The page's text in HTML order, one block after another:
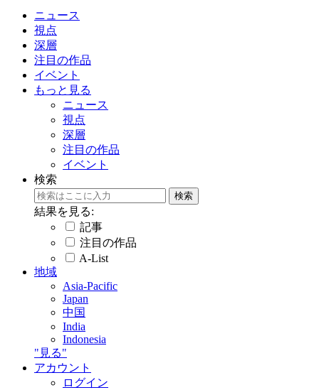
ニュース
視点
深層
注目の作品
イベント
もっと見る
ニュース
視点
深層
注目の作品
イベント
検索
結果を見る:
記事
注目の作品
A-List
地域
Asia-Pacific
Japan
中国
India
Indonesia
"見る"
アカウント
ログイン